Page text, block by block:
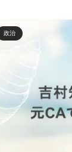
政治